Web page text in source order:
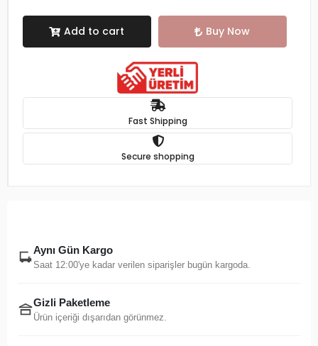
Add to cart Buy Now
Fast Shipping
Secure shopping
Aynı Gün Kargo
Saat 12:00'ye kadar verilen siparişler bugün kargoda.
Gizli Paketleme
Ürün içeriği dışarıdan görünmez.